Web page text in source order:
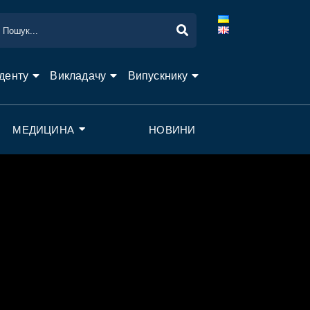
Викладачу Випускнику
МЕДИЦИНА НОВИНИ